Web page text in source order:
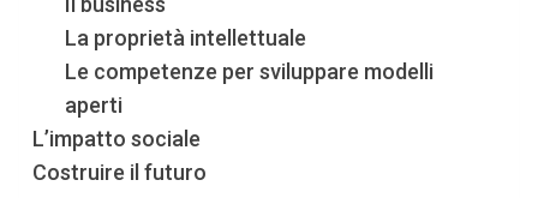
La proprietà intellettuale
Le competenze per sviluppare modelli
aperti
L’impatto sociale
Costruire il futuro